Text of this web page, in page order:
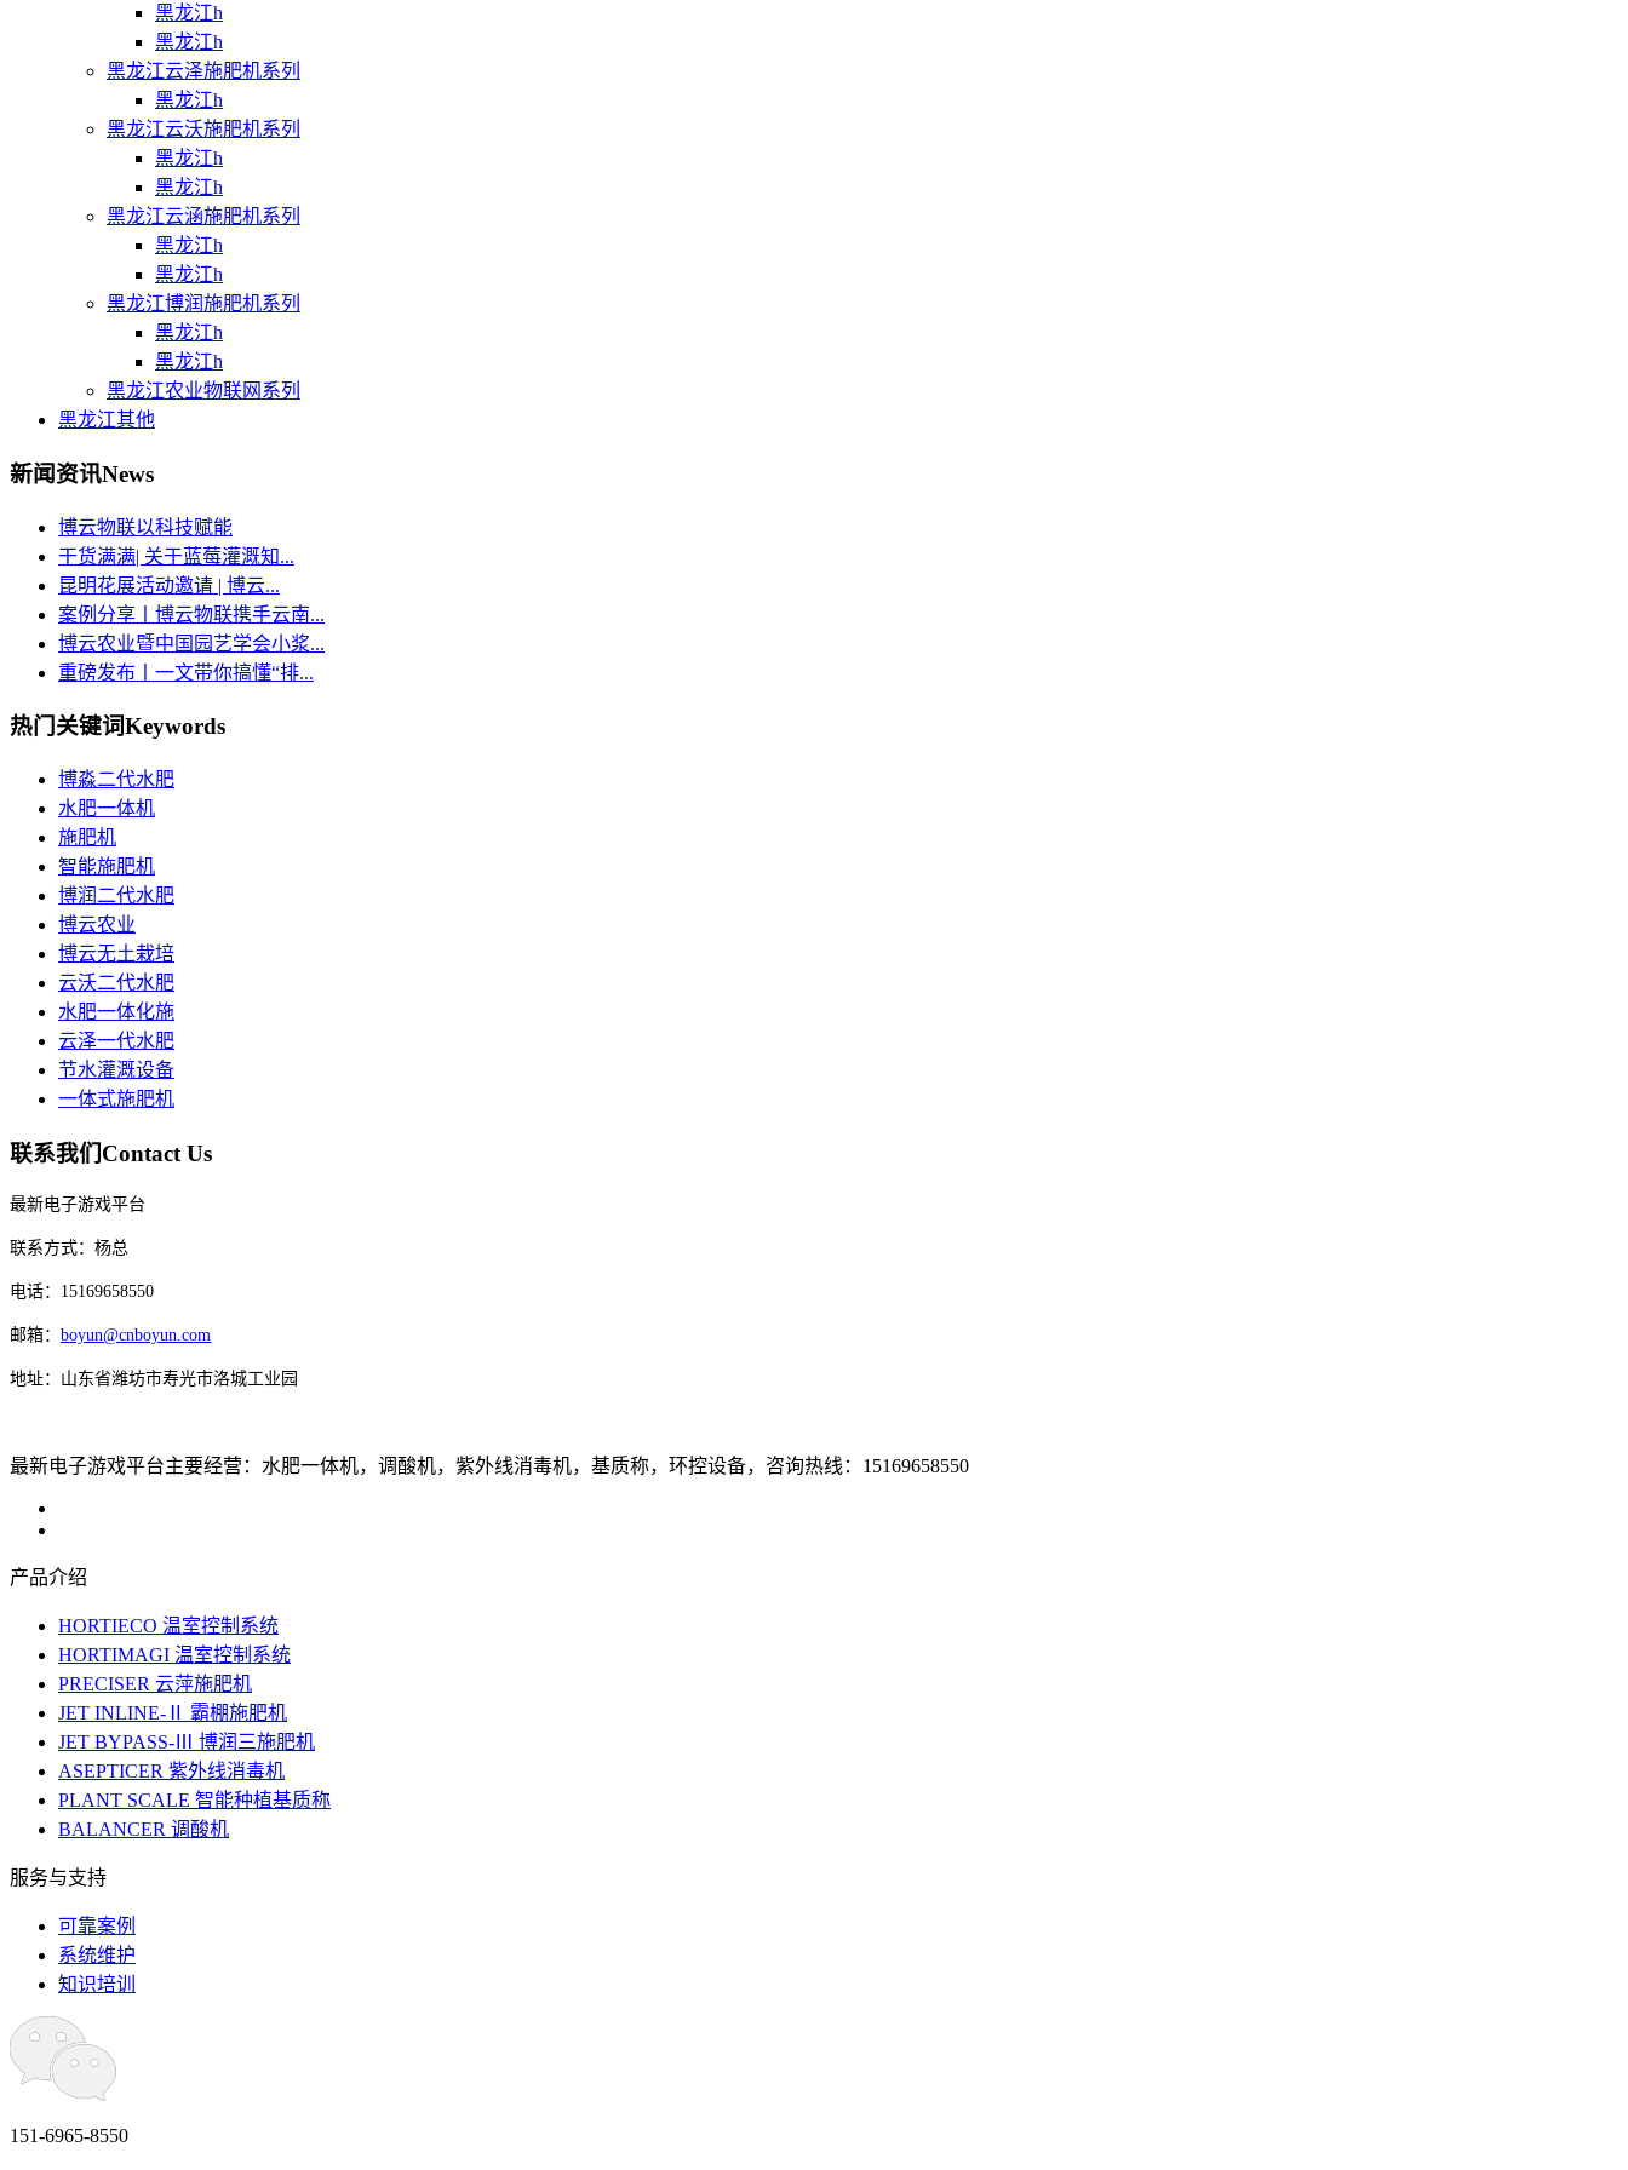
黑龙江h
黑龙江h
黑龙江云泽施肥机系列
黑龙江h
黑龙江云沃施肥机系列
黑龙江h
黑龙江h
黑龙江云涵施肥机系列
黑龙江h
黑龙江h
黑龙江博润施肥机系列
黑龙江h
黑龙江h
黑龙江农业物联网系列
黑龙江其他
新闻资讯News
博云物联以科技赋能
干货满满| 关于蓝莓灌溉知...
昆明花展活动邀请 | 博云...
案例分享丨博云物联携手云南...
博云农业暨中国园艺学会小浆...
重磅发布丨一文带你搞懂“排...
热门关键词Keywords
博淼二代水肥
水肥一体机
施肥机
智能施肥机
博润二代水肥
博云农业
博云无土栽培
云沃二代水肥
水肥一体化施
云泽一代水肥
节水灌溉设备
一体式施肥机
联系我们Contact Us
最新电子游戏平台
联系方式：杨总
电话：15169658550
邮箱： boyun@cnboyun.com
地址：山东省潍坊市寿光市洛城工业园
最新电子游戏平台主要经营：水肥一体机，调酸机，紫外线消毒机，基质称，环控设备，咨询热线：15169658550
产品介绍
HORTIECO 温室控制系统
HORTIMAGI 温室控制系统
PRECISER 云萍施肥机
JET INLINE-Ⅱ 霸棚施肥机
JET BYPASS-Ⅲ 博润三施肥机
ASEPTICER 紫外线消毒机
PLANT SCALE 智能种植基质称
BALANCER 调酸机
服务与支持
可靠案例
系统维护
知识培训
151-6965-8550